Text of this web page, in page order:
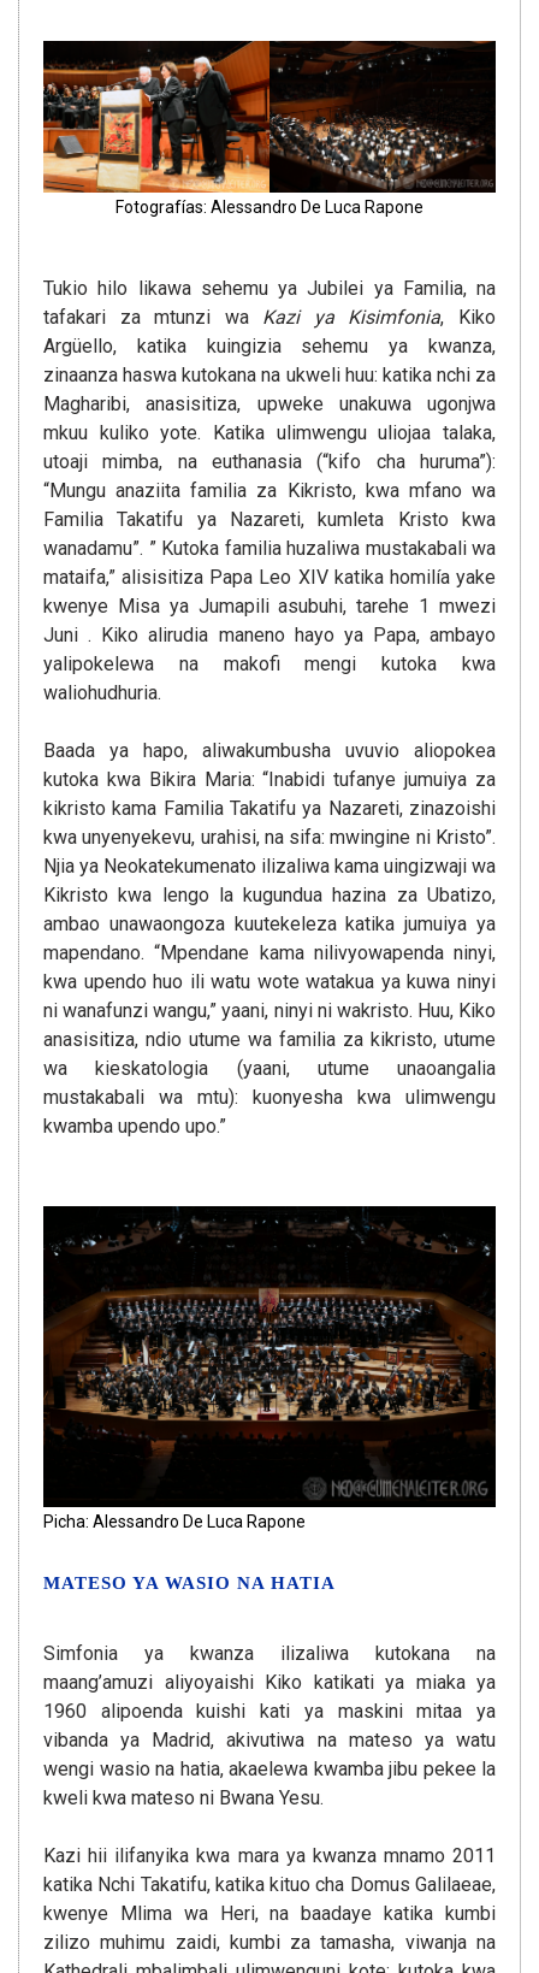
Fotografías: Alessandro De Luca Rapone
Tukio hilo likawa sehemu ya Jubilei ya Familia, na
tafakari za mtunzi wa Kazi ya Kisimfonia, Kiko
Argüello, katika kuingizia sehemu ya kwanza,
zinaanza haswa kutokana na ukweli huu: katika nchi za
Magharibi, anasisitiza, upweke unakuwa ugonjwa
mkuu kuliko yote. Katika ulimwengu uliojaa talaka,
utoaji mimba, na euthanasia (“kifo cha huruma”):
“Mungu anaziita familia za Kikristo, kwa mfano wa
Familia Takatifu ya Nazareti, kumleta Kristo kwa
wanadamu”. ” Kutoka familia huzaliwa mustakabali wa
mataifa,” alisisitiza Papa Leo XIV katika homilía yake
kwenye Misa ya Jumapili asubuhi, tarehe 1 mwezi
Juni . Kiko alirudia maneno hayo ya Papa, ambayo
yalipokelewa na makofi mengi kutoka kwa
waliohudhuria.
Baada ya hapo, aliwakumbusha uvuvio aliopokea
kutoka kwa Bikira Maria: “Inabidi tufanye jumuiya za
kikristo kama Familia Takatifu ya Nazareti, zinazoishi
kwa unyenyekevu, urahisi, na sifa: mwingine ni Kristo”.
Njia ya Neokatekumenato ilizaliwa kama uingizwaji wa
Kikristo kwa lengo la kugundua hazina za Ubatizo,
ambao unawaongoza kuutekeleza katika jumuiya ya
mapendano. “Mpendane kama nilivyowapenda ninyi,
kwa upendo huo ili watu wote watakua ya kuwa ninyi
ni wanafunzi wangu,” yaani, ninyi ni wakristo. Huu, Kiko
anasisitiza, ndio utume wa familia za kikristo, utume
wa kieskatologia (yaani, utume unaoangalia
mustakabali wa mtu): kuonyesha kwa ulimwengu
kwamba upendo upo.”
Picha: Alessandro De Luca Rapone
MATESO YA WASIO NA HATIA
Simfonia ya kwanza ilizaliwa kutokana na
maang’amuzi aliyoyaishi Kiko katikati ya miaka ya
1960 alipoenda kuishi kati ya maskini mitaa ya
vibanda ya Madrid, akivutiwa na mateso ya watu
wengi wasio na hatia, akaelewa kwamba jibu pekee la
kweli kwa mateso ni Bwana Yesu.
Kazi hii ilifanyika kwa mara ya kwanza mnamo 2011
katika Nchi Takatifu, katika kituo cha Domus Galilaeae,
kwenye Mlima wa Heri, na baadaye katika kumbi
zilizo muhimu zaidi, kumbi za tamasha, viwanja na